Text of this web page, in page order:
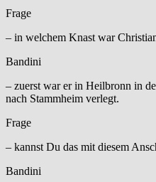
Frage
– in welchem Knast war
Bandini
– zuerst war er in Heilbronn in
nach Stammheim verlegt.
Frage
– kannst Du das mit diesem
Bandini